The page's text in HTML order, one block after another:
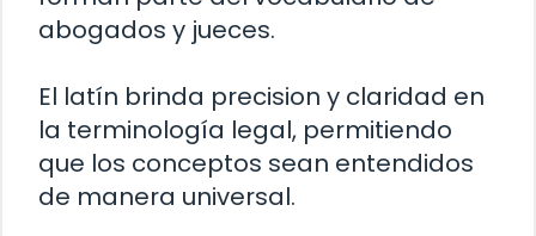
abogados y jueces.
El latín brinda precision y claridad en
la terminología legal, permitiendo
que los conceptos sean entendidos
de manera universal.